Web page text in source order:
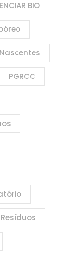
BIO
Nascentes
PGRCC
Resíduos